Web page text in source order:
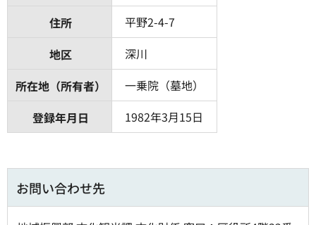
住所
平野2-4-7
地区
深川
所在地（所有者）
一乗院（墓地）
登録年月日
1982年3月15日
お問い合わせ先